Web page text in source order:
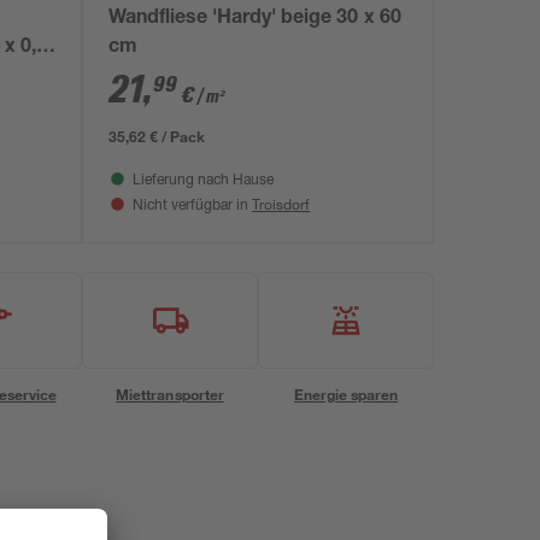
0,9
Wandfliese 'Hardy' beige 30 x 60
cm
21,99 €/ m²
35,62 € / Pack
Lieferung nach Hause
Nicht verfügbar in Troisdorf
Miettransporter Energie sparen